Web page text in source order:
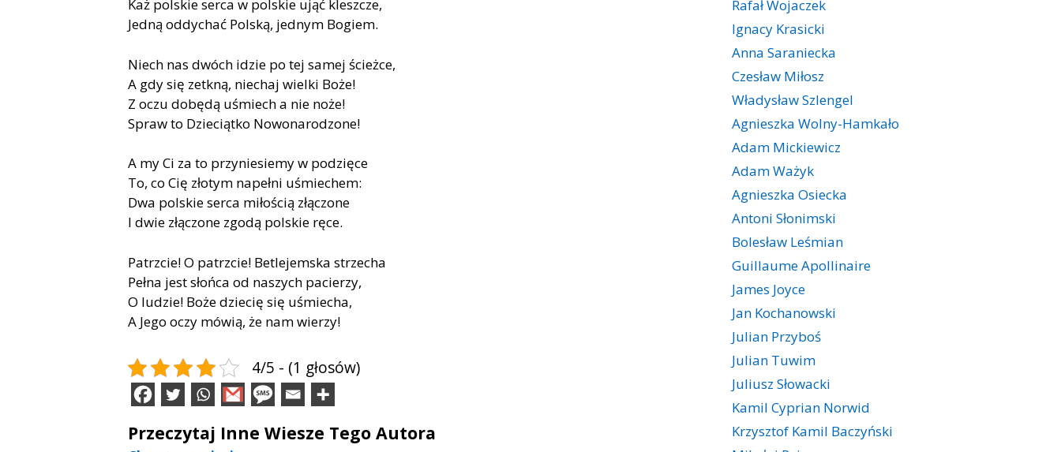
Każ polskie serca w polskie ująć kleszcze,
Jedną oddychać Polską, jednym Bogiem.
Niech nas dwóch idzie po tej samej ścieżce,
A gdy się zetkną, niechaj wielki Boże!
Z oczu dobędą uśmiech a nie noże!
Spraw to Dzieciątko Nowonarodzone!
A my Ci za to przyniesiemy w podzięce
To, co Cię złotym napełni uśmiechem:
Dwa polskie serca miłością złączone
I dwie złączone zgodą polskie ręce.
Patrzcie! O patrzcie! Betlejemska strzecha
Pełna jest słońca od naszych pacierzy,
O ludzie! Boże dziecię się uśmiecha,
A Jego oczy mówią, że nam wierzy!
4/5 - (1 głosów)
Przeczytaj Inne Wiesze Tego Autora
Rafał Wojaczek
Ignacy Krasicki
Anna Saraniecka
Czesław Miłosz
Władysław Szlengel
Agnieszka Wolny-Hamkało
Adam Mickiewicz
Adam Ważyk
Agnieszka Osiecka
Antoni Słonimski
Bolesław Leśmian
Guillaume Apollinaire
James Joyce
Jan Kochanowski
Julian Przyboś
Julian Tuwim
Juliusz Słowacki
Kamil Cyprian Norwid
Krzysztof Kamil Baczyński